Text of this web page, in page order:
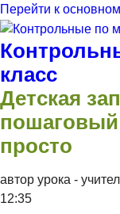
Перейти к
класс
Детская
пошаговый
просто
автор урока -
12:35